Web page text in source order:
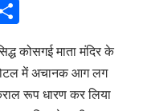
कोसगई माता मंदिर के
में अचानक आग लग
रूप धारण कर लिया